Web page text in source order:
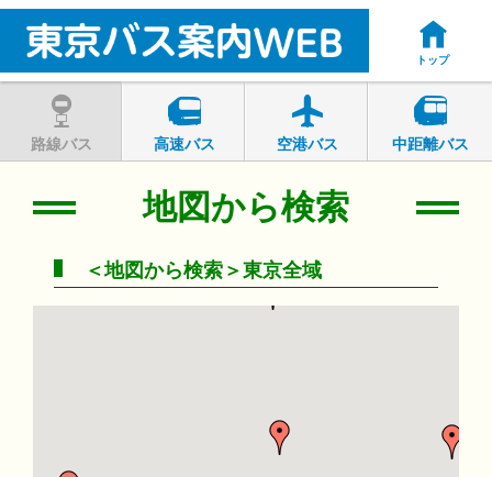
トップ
路線バス 高速バス 空港バス 中距離バス
地図から検索
＜地図から検索＞東京全域